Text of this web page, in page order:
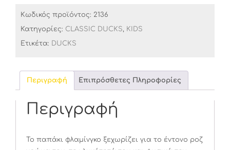
Κωδικός προϊόντος: 2136
Κατηγορίες: CLASSIC DUCKS, KIDS
Ετικέτα: DUCKS
Περιγραφή Επιπρόσθετες Πληροφορίες
Περιγραφή
Το παπάκι φλαμίνγκο ξεχωρίζει για το έντονο ροζ